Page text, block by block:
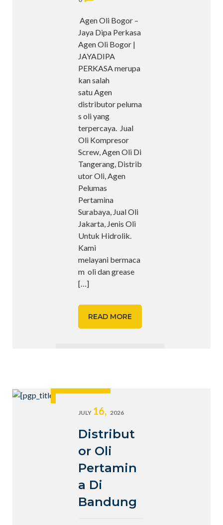
Agen Oli Bogor –
Jaya Dipa Perkasa
Agen Oli Bogor |
JAYADIPA
PERKASA merupa
kan salah
satu Agen
distributor peluma
s oli yang
terpercaya. Jual
Oli Kompresor
Screw, Agen Oli Di
Tangerang, Distrib
utor Oli, Agen
Pelumas
Pertamina
Surabaya, Jual Oli
Jakarta, Jenis Oli
Untuk Hidrolik.
Kami
melayani bermaca
m oli dan grease
[…]
READ MORE
JULY 16, 2026
Distribut
or Oli
Pertamin
a Di
Bandung